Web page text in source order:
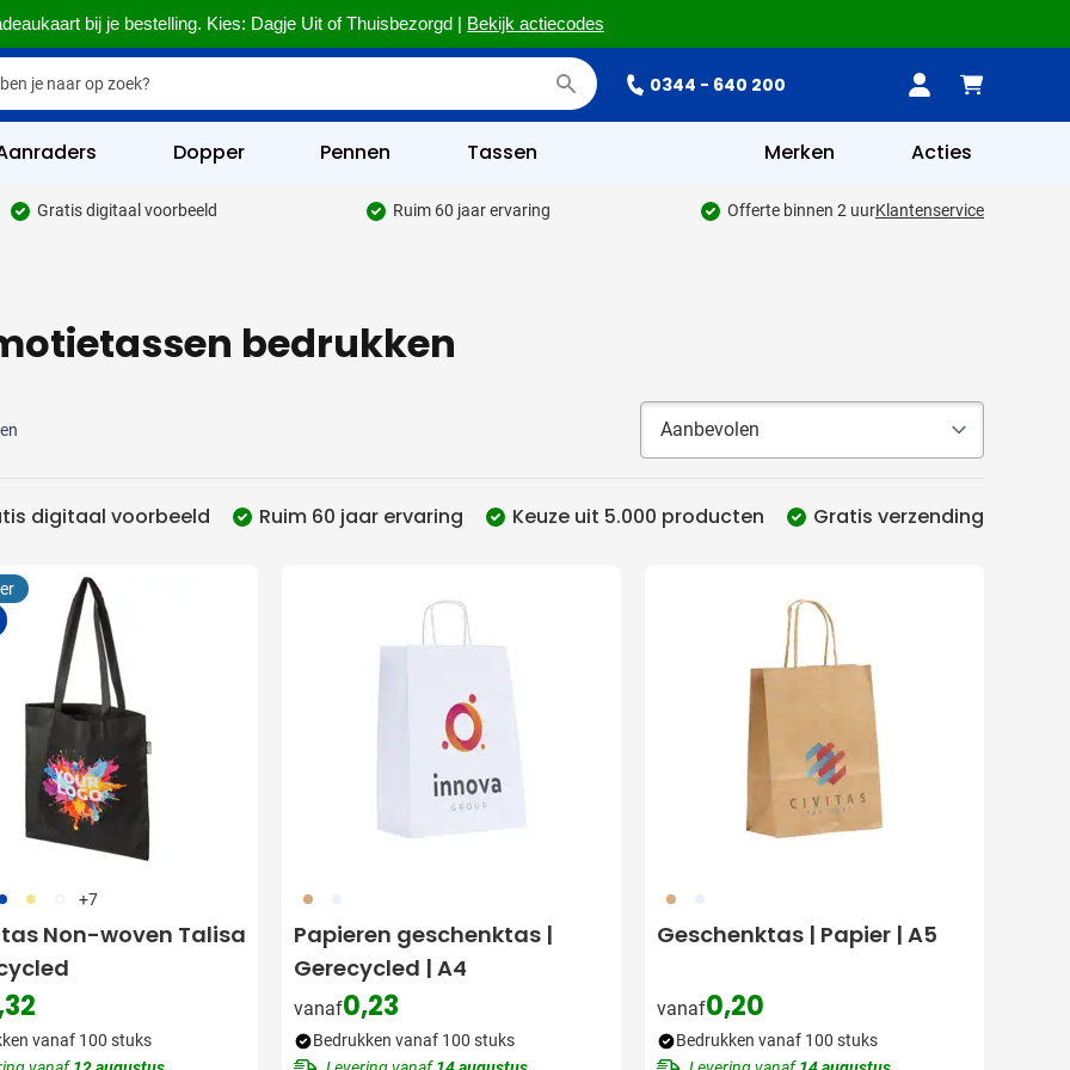
bij je bestelling. Kies: Dagje Uit of Thuisbezorgd | Bekijk actiecodes
0344 - 640 200
& Kantoor categorie
categorie
categorie
& Veiligheid categorie
categorie
& Wellness categorie
& Tafelen categorie
categorie
categorie
categorie
categorie
& overig categorie
Dopper Pennen Tassen Merken Acties
Gratis digitaal voorbeeld Ruim 60 jaar ervaring Offerte binnen 2 uurKlantenservice
Bestelhoeveelheid:
Snelle levering:
bedrukken
digitaal voorbeeld Ruim 60 jaar ervaring Keuze uit 5.000 producten Gratis verzending
013 002 +7
Non-woven Talisa
vanaf 100 stuks
011
Papieren geschenktas |
Gerecycled | A4
vanaf0,23
Bedrukken vanaf 100 stuks
011
Geschenktas | Papier | A5
vanaf0,20
Bedrukken vanaf 100 stuks